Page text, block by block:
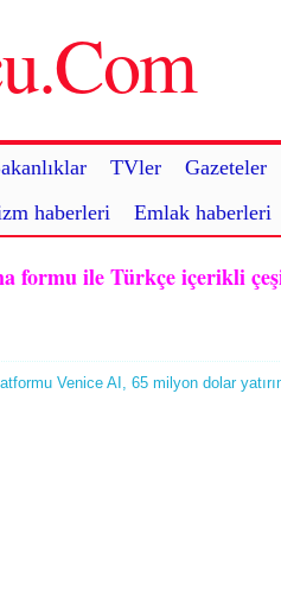
TVler Gazeteler
haberleri Emlak haberleri
formu ile Türkçe içerikli
Venice AI, 65 milyon dolar